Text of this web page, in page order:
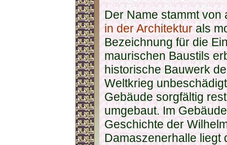
Der Name stammt
in der Architekturals
Bezeichnung für die
maurischen Baustils
historische Bauwerk
Weltkrieg
Gebäude sorgfältig
umgebaut. Im
Geschichte der
Damaszenerhalle liegt